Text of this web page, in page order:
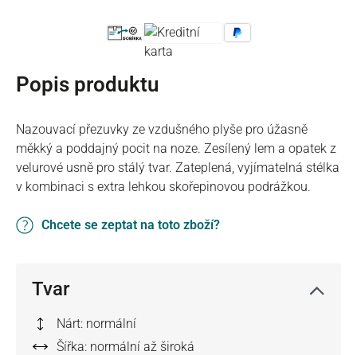
Popis produktu
Nazouvací přezuvky ze vzdušného plyše pro úžasně
měkký a poddajný pocit na noze. Zesílený lem a opatek z
velurové usně pro stálý tvar. Zateplená, vyjímatelná stélka
v kombinaci s extra lehkou skořepinovou podrážkou.
Chcete se zeptat na toto zboží?
Tvar
Nárt: normální
Šířka: normální až široká